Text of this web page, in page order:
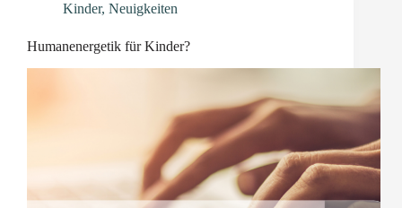
Kinder, Neuigkeiten
Humanenergetik für Kinder?